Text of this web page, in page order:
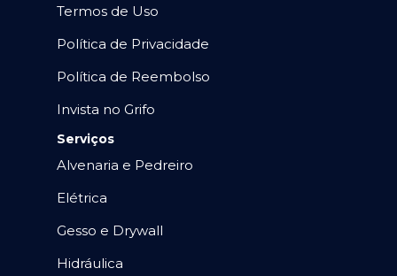
Termos de Uso
Política de Privacidade
Política de Reembolso
Invista no Grifo
Serviços
Alvenaria e Pedreiro
Elétrica
Gesso e Drywall
Hidráulica